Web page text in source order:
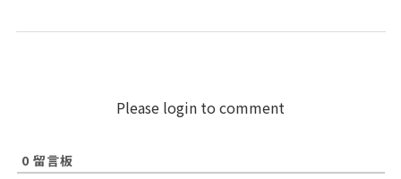
Please login to comment
0 留言板